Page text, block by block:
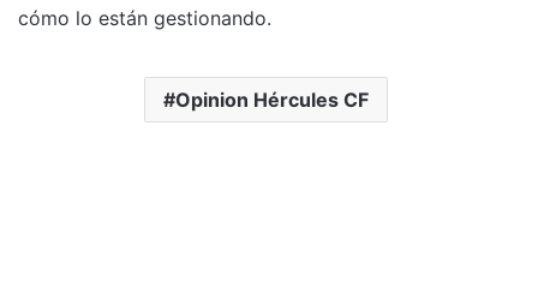
cómo lo están gestionando.
Opinion Hércules CF